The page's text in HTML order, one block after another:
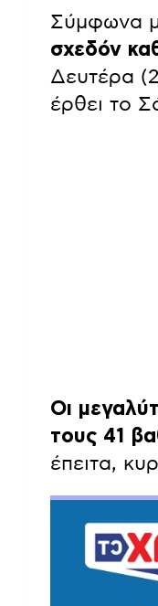
Σύμφωνα
σχεδόν
Δευτέρα
έρθει το
Οι
τους 41
έπειτα,